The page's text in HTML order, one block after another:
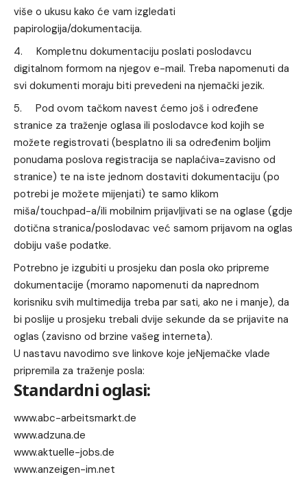
više o ukusu kako će vam izgledati
papirologija/dokumentacija.
Kompletnu dokumentaciju poslati poslodavcu
digitalnom formom na njegov e-mail. Treba napomenuti da
svi dokumenti moraju biti prevedeni na njemački jezik.
Pod ovom tačkom navest ćemo još i određene
stranice za traženje oglasa ili poslodavce kod kojih se
možete registrovati (besplatno ili sa određenim boljim
ponudama poslova registracija se naplaćiva=zavisno od
stranice) te na iste jednom dostaviti dokumentaciju (po
potrebi je možete mijenjati) te samo klikom
miša/touchpad-a/ili mobilnim prijavljivati se na oglase (gdje
dotična stranica/poslodavac već samom prijavom na oglas
dobiju vaše podatke.
Potrebno je izgubiti u prosjeku dan posla oko pripreme
dokumentacije (moramo napomenuti da naprednom
korisniku svih multimedija treba par sati, ako ne i manje), da
bi poslije u prosjeku trebali dvije sekunde da se prijavite na
oglas (zavisno od brzine vašeg interneta).
U nastavu navodimo sve linkove koje jeNjemačke vlade
pripremila za traženje posla:
Standardni oglasi:
www.abc-arbeitsmarkt.de
www.adzuna.de
www.aktuelle-jobs.de
www.anzeigen-im.net